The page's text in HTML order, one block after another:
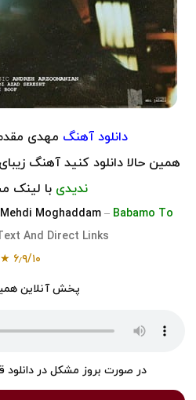
دانلود آهنگ مهدی
همین حالا دانلود کنید آهنگ زیبای
ندیدی با لینک
Mehdi Moghaddam – Babamo To
And Direct Links
۶٫۹/۱۰
★
پخش آنلاین
در صورت بروز مشکل در